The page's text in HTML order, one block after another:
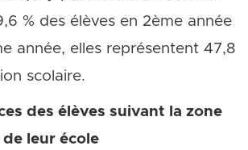
% des élèves en 2ème année
année, elles représentent 47,8
scolaire.
des élèves suivant la zone
leur école